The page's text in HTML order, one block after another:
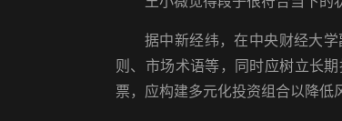
据中新经纬，在中央财经大
则、市场术语等，同时应树立长
票，应构建多元化投资组合以降低